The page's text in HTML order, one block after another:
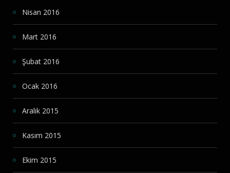
Nisan 2016
Mart 2016
Şubat 2016
Ocak 2016
Aralık 2015
Kasım 2015
Ekim 2015